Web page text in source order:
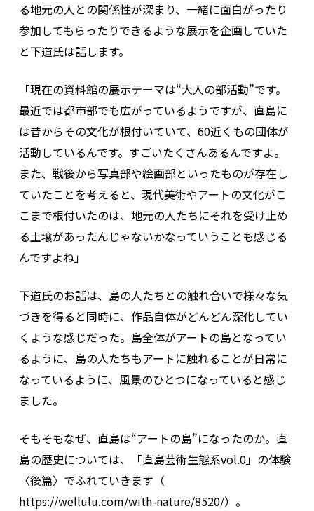
る地元の人との関係性が深まり、一緒に面白がったり
参加してもらったりできるような展示を企画していた
と下道氏は話します。
「現在の資料館の展示テーマは“大人の部活動”です。
最近では都市部でも広がっているようですが、直島に
は昔からその文化が根付いていて、60近くもの団体が
活動しているんです。すごいたくさんあるんですよ。
また、戦後から写真部や絵画部といったものが存在し
ていたことを考えると、現代美術やアートの文化がこ
こまで根付いたのは、地元の人たちにそれを受け止め
る土壌があったんじゃないかなっていうことも感じる
んですよね」
下道氏のお話は、島の人たちとの触れ合いで様々な気
づきを得ると同時に、作品自体がどんどん深化してい
くような感じだった。島全体がアートの島となってい
るように、島の人たちもアートに触れることが日常に
なっているように、風景のひとつになっていると感じ
ました。
そもそもなぜ、直島は“アートの島”になったのか。直
島の歴史については、「直島芸術生態系vol.0」の体験
〈後篇〉でふれていきます（
https://wellulu.com/with-nature/8520/）。